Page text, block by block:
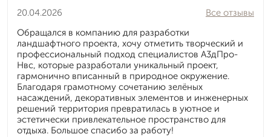
20.04.2026
Все отзывы
Обращался в компанию для разработки
ландшафтного проекта, хочу отметить творческий и
профессиональный подход специалистов А3дПро-
Нвс, которые разработали уникальный проект,
гармонично вписанный в природное окружение.
Благодаря грамотному сочетанию зелёных
насаждений, декоративных элементов и инженерных
решений территория превратилась в уютное и
эстетически привлекательное пространство для
отдыха. Большое спасибо за работу!